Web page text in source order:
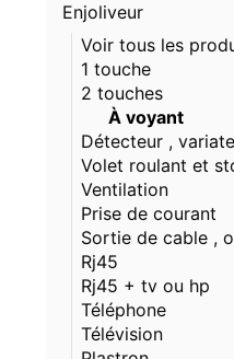
Enjoliveur
Voir tous les
1 touche
2 touches
À voyant
Détecteur ,
Volet roulant et
Ventilation
Prise de courant
Sortie de cable ,
Rj45
Rj45 + tv ou hp
Téléphone
Télévision